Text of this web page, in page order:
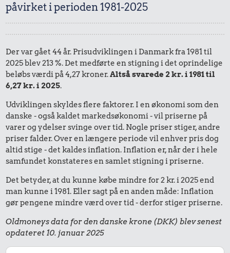
påvirket i perioden 1981-2025
Der var gået 44 år. Prisudviklingen i Danmark fra 1981 til
2025 blev 213 %. Det medførte en stigning i det oprindelige
beløbs værdi på 4,27 kroner.Altså svarede 2 kr. i 1981 til
6,27 kr. i 2025.
Udviklingen skyldes flere faktorer. I en økonomi som den
danske - også kaldet markedsøkonomi - vil priserne på
varer og ydelser svinge over tid. Nogle priser stiger, andre
priser falder. Over en længere periode vil enhver pris dog
altid stige - det kaldes inflation. Inflation er, når der i hele
samfundet konstateres en samlet stigning i priserne.
Det betyder, at du kunne købe mindre for 2 kr. i 2025 end
man kunne i 1981. Eller sagt på en anden måde: Inflation
gør pengene mindre værd over tid - derfor stiger priserne.
Oldmoneys data for den danske krone (DKK) blev senest
opdateret 10. januar 2025